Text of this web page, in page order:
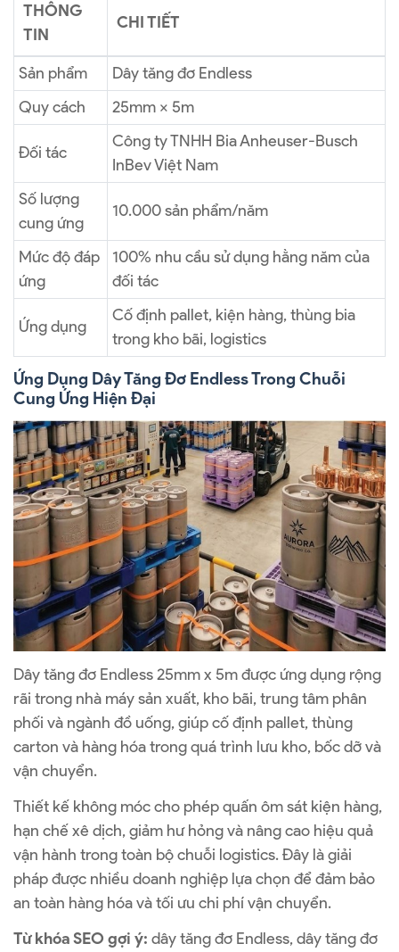
THÔNG
TIN
CHI TIẾT
Sản phẩm
Dây tăng đơ Endless
Quy cách
25mm × 5m
Đối tác
Công ty TNHH Bia Anheuser-Busch
InBev Việt Nam
Số lượng
cung ứng
10.000 sản phẩm/năm
Mức độ đáp
ứng
100% nhu cầu sử dụng hằng năm của
đối tác
Ứng dụng
Cố định pallet, kiện hàng, thùng bia
trong kho bãi, logistics
Ứng Dụng Dây Tăng Đơ Endless Trong Chuỗi
Cung Ứng Hiện Đại
Dây tăng đơ Endless 25mm x 5m được ứng dụng rộng
rãi trong nhà máy sản xuất, kho bãi, trung tâm phân
phối và ngành đồ uống, giúp cố định pallet, thùng
carton và hàng hóa trong quá trình lưu kho, bốc dỡ và
vận chuyển.
Thiết kế không móc cho phép quấn ôm sát kiện hàng,
hạn chế xê dịch, giảm hư hỏng và nâng cao hiệu quả
vận hành trong toàn bộ chuỗi logistics. Đây là giải
pháp được nhiều doanh nghiệp lựa chọn để đảm bảo
an toàn hàng hóa và tối ưu chi phí vận chuyển.
Từ khóa SEO gợi ý: dây tăng đơ Endless, dây tăng đơ